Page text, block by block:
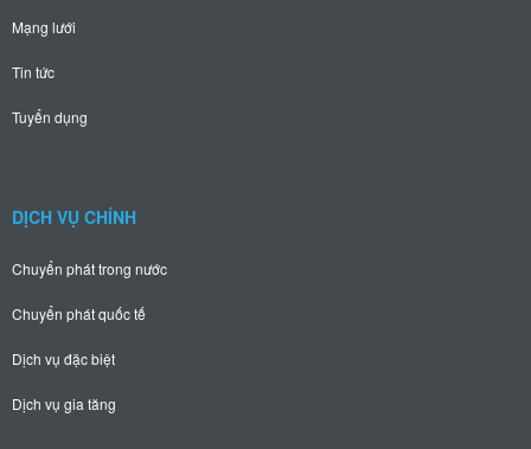
Mạng lưới
Tin tức
Tuyển dụng
DỊCH VỤ CHÍNH
Chuyển phát trong nước
Chuyển phát quốc tế
Dịch vụ đặc biệt
Dịch vụ gia tăng